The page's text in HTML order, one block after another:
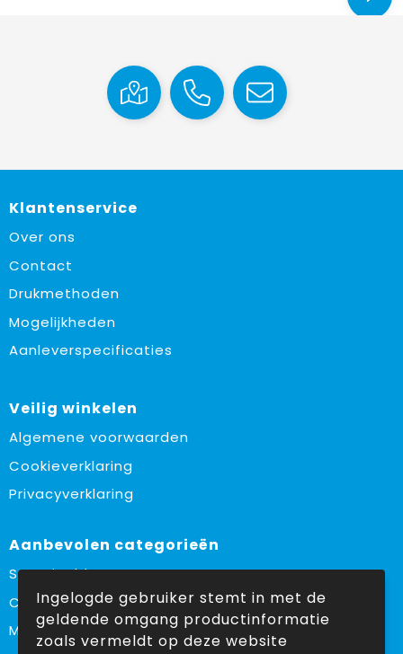
Klantenservice
Over ons
Contact
Drukmethoden
Mogelijkheden
Aanleverspecificaties
Veilig winkelen
Algemene voorwaarden
Cookieverklaring
Privacyverklaring
Aanbevolen categorieën
Sustainable
Custom made
Made in Europe
Ingelogde gebruiker stemt in met de
geldende omgang productinformatie
zoals vermeldt op deze website